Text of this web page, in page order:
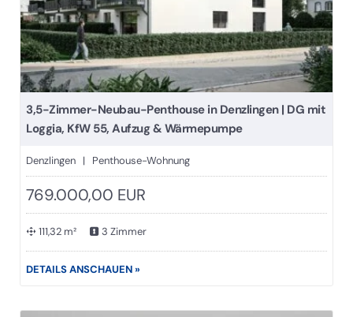
3,5-Zimmer-Neubau-Penthouse in Denzlingen | DG mit
Loggia, KfW 55, Aufzug & Wärmepumpe
Denzlingen | Penthouse-Wohnung
769.000,00 EUR
111,32 m² 3 Zimmer
DETAILS ANSCHAUEN »